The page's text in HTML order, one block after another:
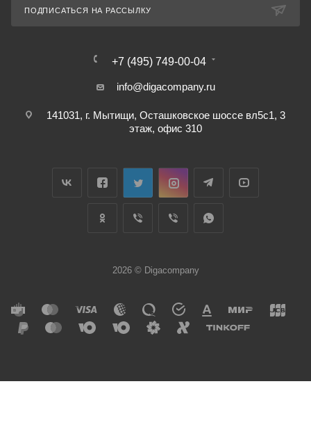
ПОДПИСАТЬСЯ НА РАССЫЛКУ
+7 (495) 749-00-04
info@digacompany.ru
141031, г. Мытищи, Осташковское шоссе вл5с1, 3
этаж, офис 310
2026 © Digacompany